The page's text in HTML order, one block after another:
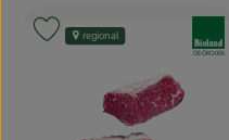
, Kontrollstelle:
DE-ÖKO-006
regional
Produkt zu Favouriten